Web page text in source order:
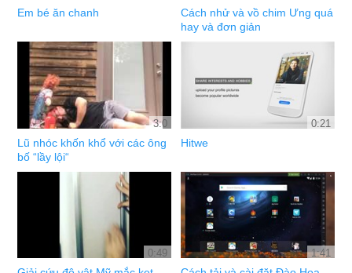
Em bé ăn chanh
Cách nhử và vồ chim Ưng quá
hay và đơn giản
3:0
Lũ nhóc khốn khổ với các ông
bố “lầy lội“
0:21
Hitwe
0:49 1:41